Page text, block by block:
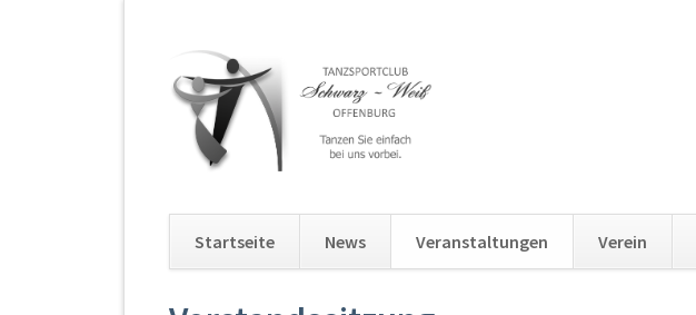
Startseite News Veranstaltungen Verein